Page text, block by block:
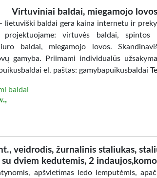
Virtuviniai baldai, miegamojo lovos
lietuviški baldai gera kaina internetu ir
projektuojame: virtuvės baldai, spintos
baldai, miegamojo lovos.
gamyba. Priimami individualūs
el. paštas: gamybapuikusbaldai
baldai
veidrodis, žurnalinis staliukas,
su dviem kedutemis, 2
apšvietimas ledo lemputėmis,